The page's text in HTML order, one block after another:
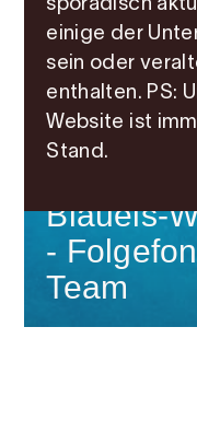
Blaueis-
-
Team
sporadisch
einige der
sein oder
enthalten. PS:
Website ist
Stand.